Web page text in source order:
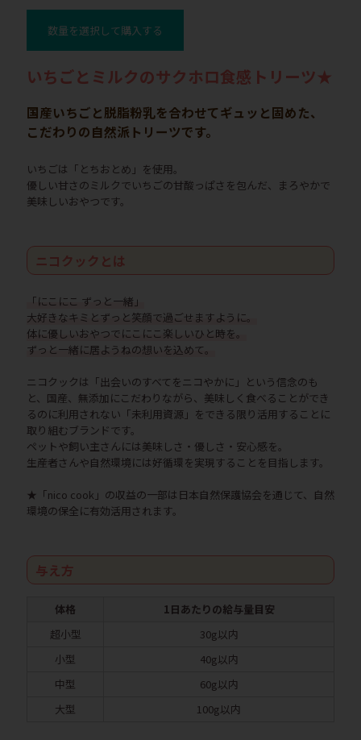
数量を選択して購入する
いちごとミルクのサクホロ食感トリーツ★
国産いちごと脱脂粉乳を合わせてギュッと固めた、
こだわりの自然派トリーツです。
いちごは「とちおとめ」を使用。
優しい甘さのミルクでいちごの甘酸っぱさを包んだ、まろやかで
美味しいおやつです。
ニコクックとは
「にこにこ ずっと一緒」
大好きなキミとずっと笑顔で過ごせますように。
体に優しいおやつでにこにこ楽しいひと時を。
ずっと一緒に居ようねの想いを込めて。
ニコクックは「出会いのすべてをニコやかに」という信念のも
と、国産、無添加にこだわりながら、美味しく食べることができ
るのに利用されない「未利用資源」をできる限り活用することに
取り組むブランドです。
ペットや飼い主さんには美味しさ・優しさ・安心感を。
生産者さんや自然環境には好循環を実現することを目指します。
★「nico cook」の収益の一部は日本自然保護協会を通じて、自然
環境の保全に有効活用されます。
与え方
体格
1日あたりの給与量目安
超小型
30g以内
小型
40g以内
中型
60g以内
大型
100g以内